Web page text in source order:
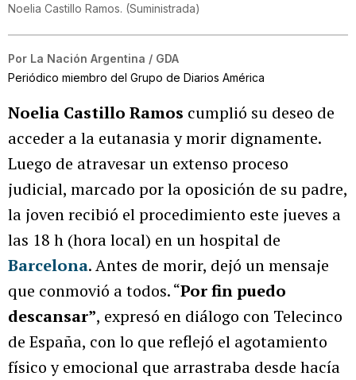
Noelia Castillo Ramos. (Suministrada)
Por La Nación Argentina / GDA
Periódico miembro del Grupo de Diarios América
Noelia Castillo Ramos cumplió su deseo de
acceder a la eutanasia y morir dignamente.
Luego de atravesar un extenso proceso
judicial, marcado por la oposición de su padre,
la joven recibió el procedimiento este jueves a
las 18 h (hora local) en un hospital de
Barcelona. Antes de morir, dejó un mensaje
que conmovió a todos. “Por fin puedo
descansar”, expresó en diálogo con Telecinco
de España, con lo que reflejó el agotamiento
físico y emocional que arrastraba desde hacía